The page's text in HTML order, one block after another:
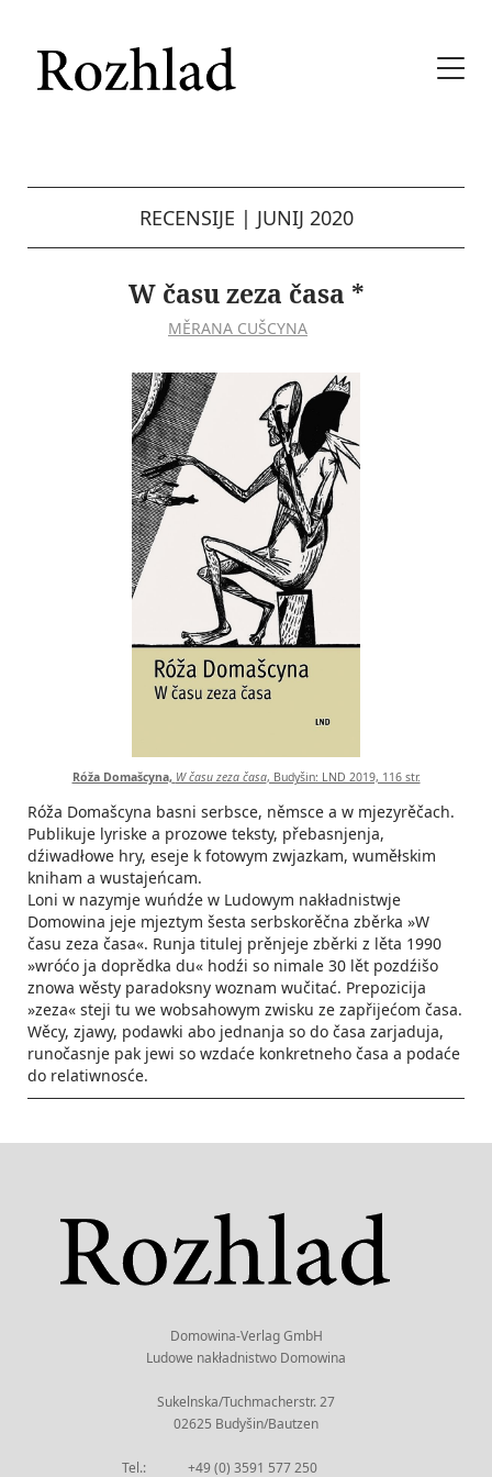
RECENSIJE | JUNIJ 2020
W času zeza časa *
MĚRANA CUŠCYNA
Róža Domašcyna, W času zeza časa, Budyšin: LND 2019, 116 str.
Róža Domašcyna basni serbsce, němsce a w mjezyrěčach.
Publikuje lyriske a prozowe teksty, přebasnjenja,
dźiwadłowe hry, eseje k fotowym zwjazkam, wuměłskim
kniham a wustajeńcam.
Loni w nazymje wuńdźe w Ludowym nakładnistwje
Domowina jeje mjeztym šesta serbskorěčna zběrka »W
času zeza časa«. Runja titulej prěnjeje zběrki z lěta 1990
»wróćo ja doprědka du« hodźi so nimale 30 lět pozdźišo
znowa wěsty paradoksny woznam wučitać. Prepozicija
»zeza« steji tu we wobsahowym zwisku ze zapřijećom časa.
Wěcy, zjawy, podawki abo jednanja so do časa zarjaduja,
runočasnje pak jewi so wzdaće konkretneho časa a podaće
do relatiwnosće.
Domowina-Verlag GmbH
Ludowe nakładnistwo Domowina
Sukelnska/Tuchmacherstr. 27
02625 Budyšin/Bautzen
Tel.: +49 (0) 3591 577 250